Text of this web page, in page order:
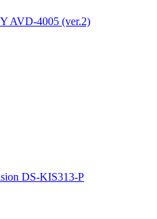
AVD-4005 (ver.2)
DS-KIS313-P